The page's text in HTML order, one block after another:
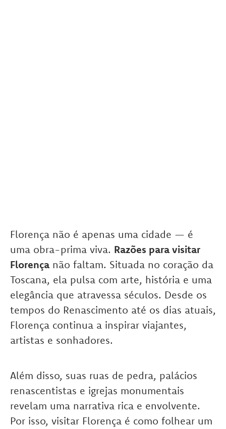
Florença não é apenas uma cidade — é
uma obra-prima viva. Razões para visitar
Florença não faltam. Situada no coração da
Toscana, ela pulsa com arte, história e uma
elegância que atravessa séculos. Desde os
tempos do Renascimento até os dias atuais,
Florença continua a inspirar viajantes,
artistas e sonhadores.
Além disso, suas ruas de pedra, palácios
renascentistas e igrejas monumentais
revelam uma narrativa rica e envolvente.
Por isso, visitar Florença é como folhear um